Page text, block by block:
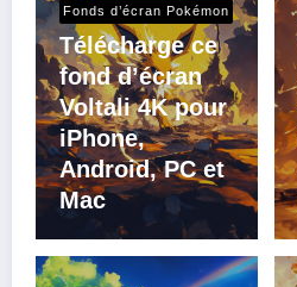
Fonds d’écran Pokémon
Télécharge ce
fond d’écran
Voltali 4K pour
iPhone,
Android, PC et
Mac